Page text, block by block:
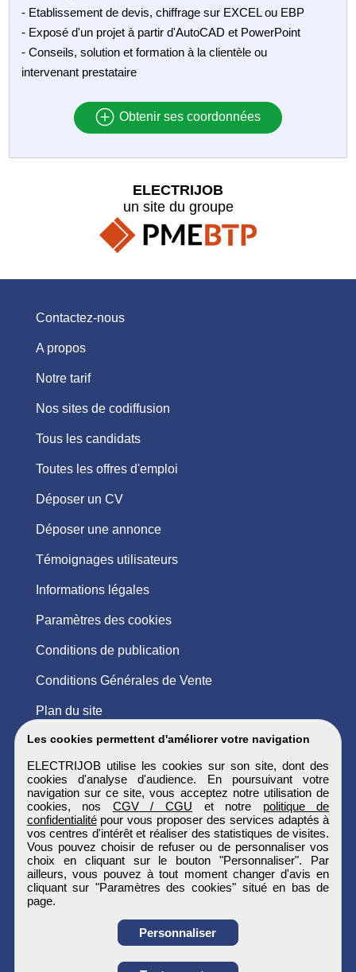
- Etablissement de devis, chiffrage sur EXCEL ou EBP
- Exposé d'un projet à partir d'AutoCAD et PowerPoint
- Conseils, solution et formation à la clientèle ou
intervenant prestataire
Obtenir ses coordonnées
Les cookies permettent d'améliorer votre navigation
ELECTRIJOB utilise les cookies sur son site, dont des
cookies d'analyse d'audience. En poursuivant votre
navigation sur ce site, vous acceptez notre utilisation de
cookies, nos CGV / CGU et notre politique de
confidentialitépour vous proposer des services adaptés à
vos centres d'intérêt et réaliser des statistiques de visites.
Vous pouvez choisir de refuser ou de personnaliser vos
choix en cliquant sur le bouton "Personnaliser". Par
ailleurs, vous pouvez à tout moment changer d'avis en
cliquant sur "Paramètres des cookies" situé en bas de
page.
Personnaliser
ELECTRIJOB
un site du groupe
Contactez-nous
A propos
Notre tarif
Nos sites de codiffusion
Tous les candidats
Toutes les offres d'emploi
Déposer un CV
Déposer une annonce
Témoignages utilisateurs
Informations légales
Paramètres des cookies
Conditions de publication
Conditions Générales de Vente
Plan du site